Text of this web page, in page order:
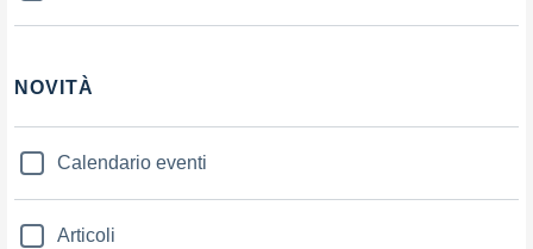
NOVITÀ
Calendario eventi
Articoli